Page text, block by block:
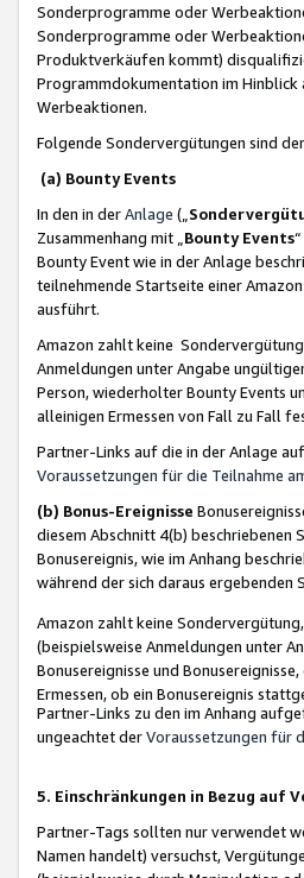
Sonderprogramme oder
Sonderprogramme oder
Produktverkäufen kommt)
Programmdokumentation im
Werbeaktionen.
Folgende Sondervergütungen sind
(a) Bounty Events
In den in derAnlage („
Zusammenhang mit „ Bounty Events
Bounty Event wie in der Anlage
teilnehmende Startseite einer
ausführt.
Amazon zahlt keine
Anmeldungen unter Angabe
Person, wiederholter Bounty Events
alleinigen Ermessen von Fall zu Fall
Partner-Links auf die in der Anlage
Voraussetzungen für die Teilnahme
(b) Bonus-Ereignisse
diesem Abschnitt 4(b) beschriebenen
Bonusereignis, wie im Anhang
während der sich daraus ergebenden
Amazon zahlt keine
(beispielsweise Anmeldungen unter
Bonusereignisse und
Ermessen, ob ein Bonusereignis
Partner-Links zu den im Anhang
ungeachtet derVoraussetzungen für
5. Einschränkungen in Bezug auf
Partner-Tags sollten nur verwendet
Namen handelt) versuchst,